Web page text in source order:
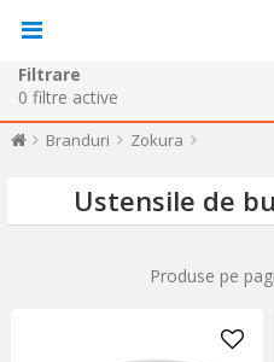
Filtrare
0 filtre active
Branduri Zokura
Ustensile de
Produse pe